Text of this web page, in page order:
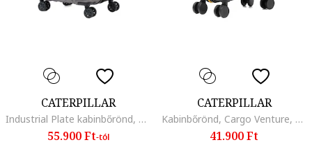
CATERPILLAR
Industrial Plate kabinbőrönd, ABS, 37.5x23.5x54 cm (HxSzxM)
55.900 Ft-tól
CATERPILLAR
Kabinbőrönd, Cargo Venture, polipropilén, 39x22.5x57 cm (HxSzxM)
41.900 Ft